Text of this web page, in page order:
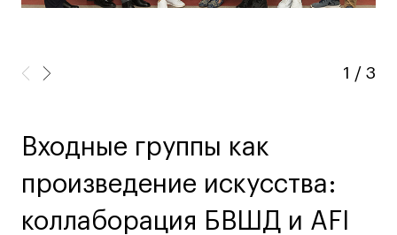
Иллюстрация
Фотография и видео
Дизайн и декорирование интерьера
Бизнес и маркетинг
1 / 3
Входные группы как
произведение искусства:
коллаборация БВШД и AFI